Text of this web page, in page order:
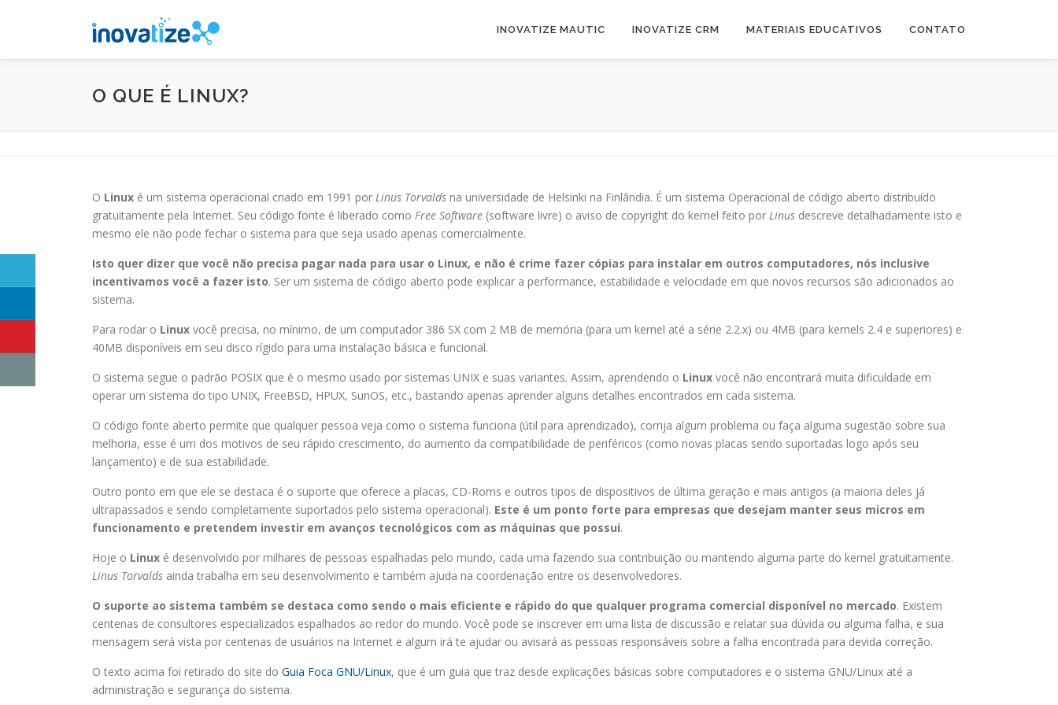
conteúdo
INOVATIZE MAUTIC INOVATIZE CRM MATERIAIS EDUCATIVOS CONTATO
O QUE É LINUX?
O Linux é um sistema operacional criado em 1991 por Linus Torvalds na universidade de Helsinki na Finlândia. É um sistema Operacional de código aberto distribuído
gratuitamente pela Internet. Seu código fonte é liberado como Free Software (software livre) o aviso de copyright do kernel feito por Linus descreve detalhadamente isto e
mesmo ele não pode fechar o sistema para que seja usado apenas comercialmente.
Isto quer dizer que você não precisa pagar nada para usar o Linux, e não é crime fazer cópias para instalar em outros computadores, nós inclusive
incentivamos você a fazer isto. Ser um sistema de código aberto pode explicar a performance, estabilidade e velocidade em que novos recursos são adicionados ao
sistema.
Para rodar o Linux você precisa, no mínimo, de um computador 386 SX com 2 MB de memória (para um kernel até a série 2.2.x) ou 4MB (para kernels 2.4 e superiores) e
40MB disponíveis em seu disco rígido para uma instalação básica e funcional.
O sistema segue o padrão POSIX que é o mesmo usado por sistemas UNIX e suas variantes. Assim, aprendendo o Linux você não encontrará muita dificuldade em
operar um sistema do tipo UNIX, FreeBSD, HPUX, SunOS, etc., bastando apenas aprender alguns detalhes encontrados em cada sistema.
O código fonte aberto permite que qualquer pessoa veja como o sistema funciona (útil para aprendizado), corrija algum problema ou faça alguma sugestão sobre sua
melhoria, esse é um dos motivos de seu rápido crescimento, do aumento da compatibilidade de periféricos (como novas placas sendo suportadas logo após seu
lançamento) e de sua estabilidade.
Outro ponto em que ele se destaca é o suporte que oferece a placas, CD-Roms e outros tipos de dispositivos de última geração e mais antigos (a maioria deles já
ultrapassados e sendo completamente suportados pelo sistema operacional). Este é um ponto forte para empresas que desejam manter seus micros em
funcionamento e pretendem investir em avanços tecnológicos com as máquinas que possui.
Hoje o Linux é desenvolvido por milhares de pessoas espalhadas pelo mundo, cada uma fazendo sua contribuição ou mantendo alguma parte do kernel gratuitamente.
Linus Torvalds ainda trabalha em seu desenvolvimento e também ajuda na coordenação entre os desenvolvedores.
O suporte ao sistema também se destaca como sendo o mais eficiente e rápido do que qualquer programa comercial disponível no mercado. Existem
centenas de consultores especializados espalhados ao redor do mundo. Você pode se inscrever em uma lista de discussão e relatar sua dúvida ou alguma falha, e sua
mensagem será vista por centenas de usuários na Internet e algum irá te ajudar ou avisará as pessoas responsáveis sobre a falha encontrada para devida correção.
O texto acima foi retirado do site do Guia Foca GNU/Linux, que é um guia que traz desde explicações básicas sobre computadores e o sistema GNU/Linux até a
administração e segurança do sistema.